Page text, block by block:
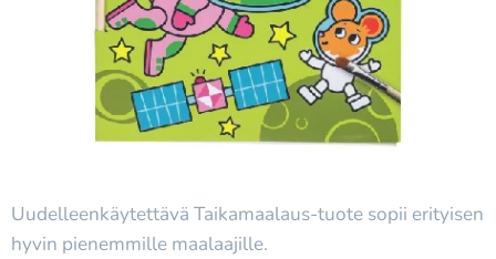
Uudelleenkäytettävä Taikamaalaus-tuote sopii erityisen
hyvin pienemmille maalaajille.